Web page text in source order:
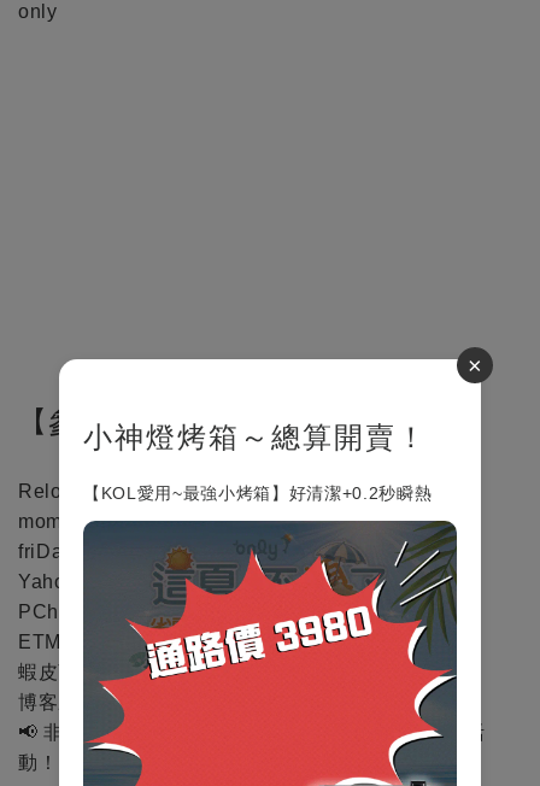
only
【參與通路】
Relon(美第)官方網站
momo購物網
friDay購物
Yahoo奇摩購物中心
PChome線上購物
ETMall東森購物
蝦皮商城(艾傑克爾選物)
博客來
📢 非上列所示之指定平台賣場，即代表不適用於本活
動！
×
小神燈烤箱～總算開賣！
【KOL愛用~最強小烤箱】好清潔+0.2秒瞬熱